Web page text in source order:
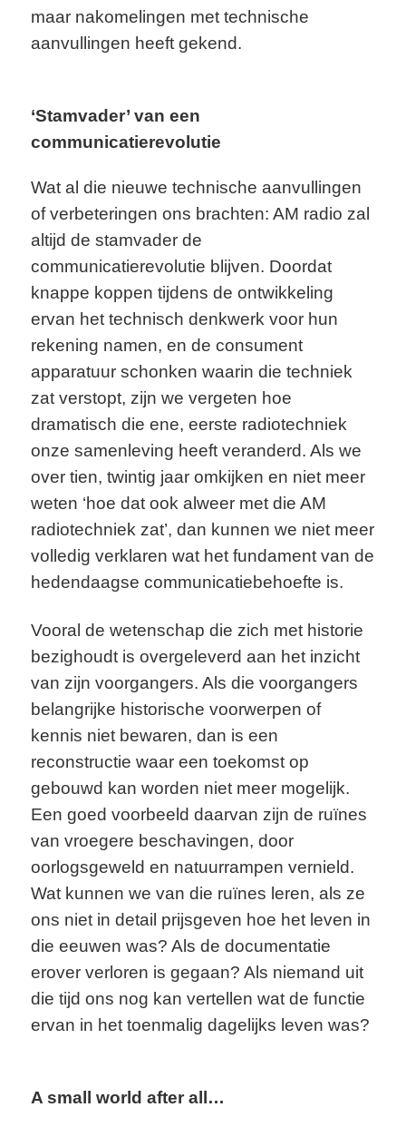
maar nakomelingen met technische
aanvullingen heeft gekend.
‘Stamvader’ van een
communicatierevolutie
Wat al die nieuwe technische aanvullingen
of verbeteringen ons brachten: AM radio zal
altijd de stamvader de
communicatierevolutie blijven. Doordat
knappe koppen tijdens de ontwikkeling
ervan het technisch denkwerk voor hun
rekening namen, en de consument
apparatuur schonken waarin die techniek
zat verstopt, zijn we vergeten hoe
dramatisch die ene, eerste radiotechniek
onze samenleving heeft veranderd. Als we
over tien, twintig jaar omkijken en niet meer
weten ‘hoe dat ook alweer met die AM
radiotechniek zat’, dan kunnen we niet meer
volledig verklaren wat het fundament van de
hedendaagse communicatiebehoefte is.
Vooral de wetenschap die zich met historie
bezighoudt is overgeleverd aan het inzicht
van zijn voorgangers. Als die voorgangers
belangrijke historische voorwerpen of
kennis niet bewaren, dan is een
reconstructie waar een toekomst op
gebouwd kan worden niet meer mogelijk.
Een goed voorbeeld daarvan zijn de ruïnes
van vroegere beschavingen, door
oorlogsgeweld en natuurrampen vernield.
Wat kunnen we van die ruïnes leren, als ze
ons niet in detail prijsgeven hoe het leven in
die eeuwen was? Als de documentatie
erover verloren is gegaan? Als niemand uit
die tijd ons nog kan vertellen wat de functie
ervan in het toenmalig dagelijks leven was?
A small world after all…